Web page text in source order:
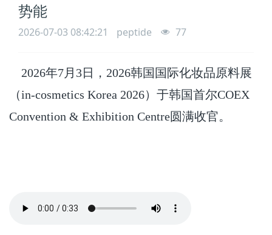
势能
2026-07-03 08:42:21 peptide 77
2026年7月3日，2026韩国国际化妆品原料展
（in-cosmetics Korea 2026） 于韩国首尔COEX
Convention & Exhibition Centre圆满收官。